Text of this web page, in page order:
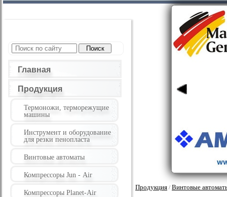
Главная
Продукция
Термоножи, терморежущие
машины
Инструмент и оборудование
для резки пенопласта
Винтовые автоматы
Компрессоры Jun - Air
Компрессоры Planet-Air
Продукция / Винтовые